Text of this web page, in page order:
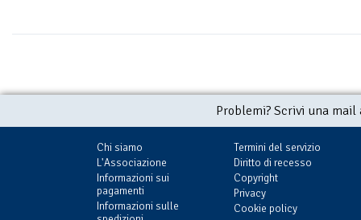
Problemi? Scrivi una
Chi siamo
L'Associazione
Informazioni sui
pagamenti
Informazioni sulle
Termini del servizio
Diritto di recesso
Copyright
Privacy
Cookie policy